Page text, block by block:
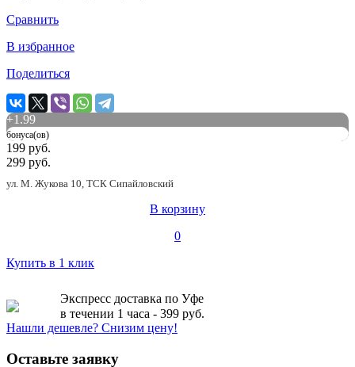
Сравнить
В избранное
Поделиться
+1.99
бонуса(ов)
199 руб.
299 руб.
ул. М. Жукова 10, ТСК Сипайловский
В корзину
0
Купить в 1 клик
Экспресс доставка по Уфе
в течении 1 часа - 399 руб.
Нашли дешевле? Снизим цену!
Оставьте заявку